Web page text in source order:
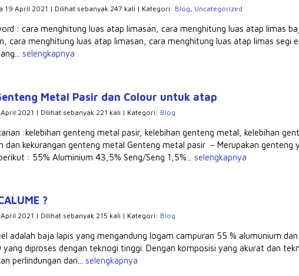
19 April 2021 | Dilihat sebanyak 247 kali | Kategori: Blog, Uncategorized
: cara menghitung luas atap limasan, cara menghitung luas atap limas
cara menghitung luas atap limasan, cara menghitung luas atap limas segi
selengkapnya
Metal Pasir dan Colour untuk atap
2021 | Dilihat sebanyak 221 kali | Kategori: Blog
:kelebihan genteng metal pasir, kelebihan genteng metal, kelebihan
dan kekurangan genteng metal Genteng metal pasir – Merupakan genteng
: 55% Aluminium 43,5% Seng/Seng 1,5%... selengkapnya
?
2021 | Dilihat sebanyak 215 kali | Kategori: Blog
adalah baja lapis yang mengandung logam campuran 55 % alumunium
diproses dengan teknogi tinggi. Dengan komposisi yang akurat dan
perlindungan dari... selengkapnya